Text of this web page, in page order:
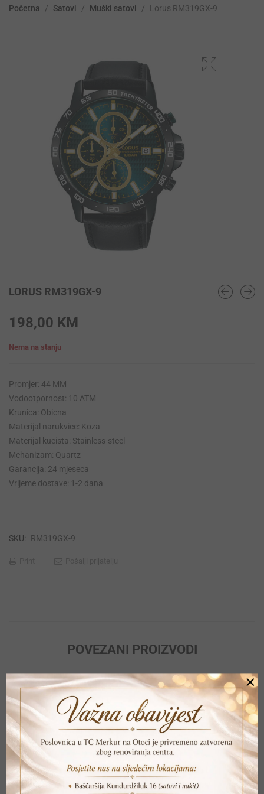
Početna / Satovi / Muški satovi / Lorus RM319GX-9
LORUS RM319GX-9
198,00 KM
Nema na stanju
Promjer: 44 MM
Vodootpornost: 10 ATM
Krunica: Obicna
Materijal narukvice: Koza
Materijal kucista: Stainless-steel
Mehanizam: Quartz
Garancija: 24 mjeseca
Vrijeme dostave: 1-2 dana
SKU: RM319GX-9
POVEZANI PROIZVODI
×